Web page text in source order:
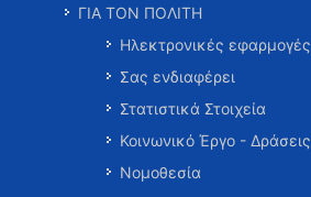
ΓΙΑ ΤΟΝ ΠΟΛΙΤΗ
Ηλεκτρονικές εφαρμογές
Σας ενδιαφέρει
Στατιστικά Στοιχεία
Κοινωνικό Έργο - Δράσεις
Νομοθεσία